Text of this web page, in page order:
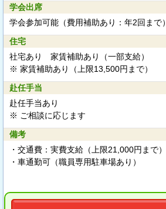
学会出席
学会参加可能（費用補助あり：年2回まで）
住宅
社宅あり 家賃補助あり（一部支給）
※ 家賃補助あり（上限13,500円まで）
赴任手当
赴任手当あり
※ ご相談に応じます
備考
・交通費：実費支給（上限21,000円まで）
・車通勤可（職員専用駐車場あり）